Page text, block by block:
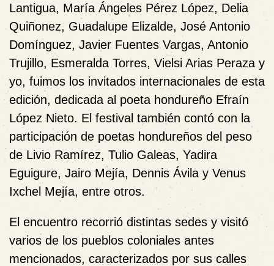
Lantigua, María Ángeles Pérez López, Delia
Quiñonez, Guadalupe Elizalde, José Antonio
Domínguez, Javier Fuentes Vargas, Antonio
Trujillo, Esmeralda Torres, Vielsi Arias Peraza y
yo, fuimos los invitados internacionales de esta
edición, dedicada al poeta hondureño Efraín
López Nieto. El festival también contó con la
participación de poetas hondureños del peso
de Livio Ramírez, Tulio Galeas, Yadira
Eguigure, Jairo Mejía, Dennis Ávila y Venus
Ixchel Mejía, entre otros.
El encuentro recorrió distintas sedes y visitó
varios de los pueblos coloniales antes
mencionados, caracterizados por sus calles